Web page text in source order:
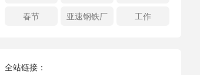
春节
亚速钢铁厂 工作
全站链接：